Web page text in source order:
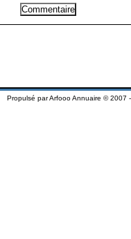
Propulsé parArfooo Annuaire © 2007